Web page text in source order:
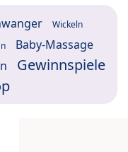
Wickeln
Baby-Massage
Gewinnspiele